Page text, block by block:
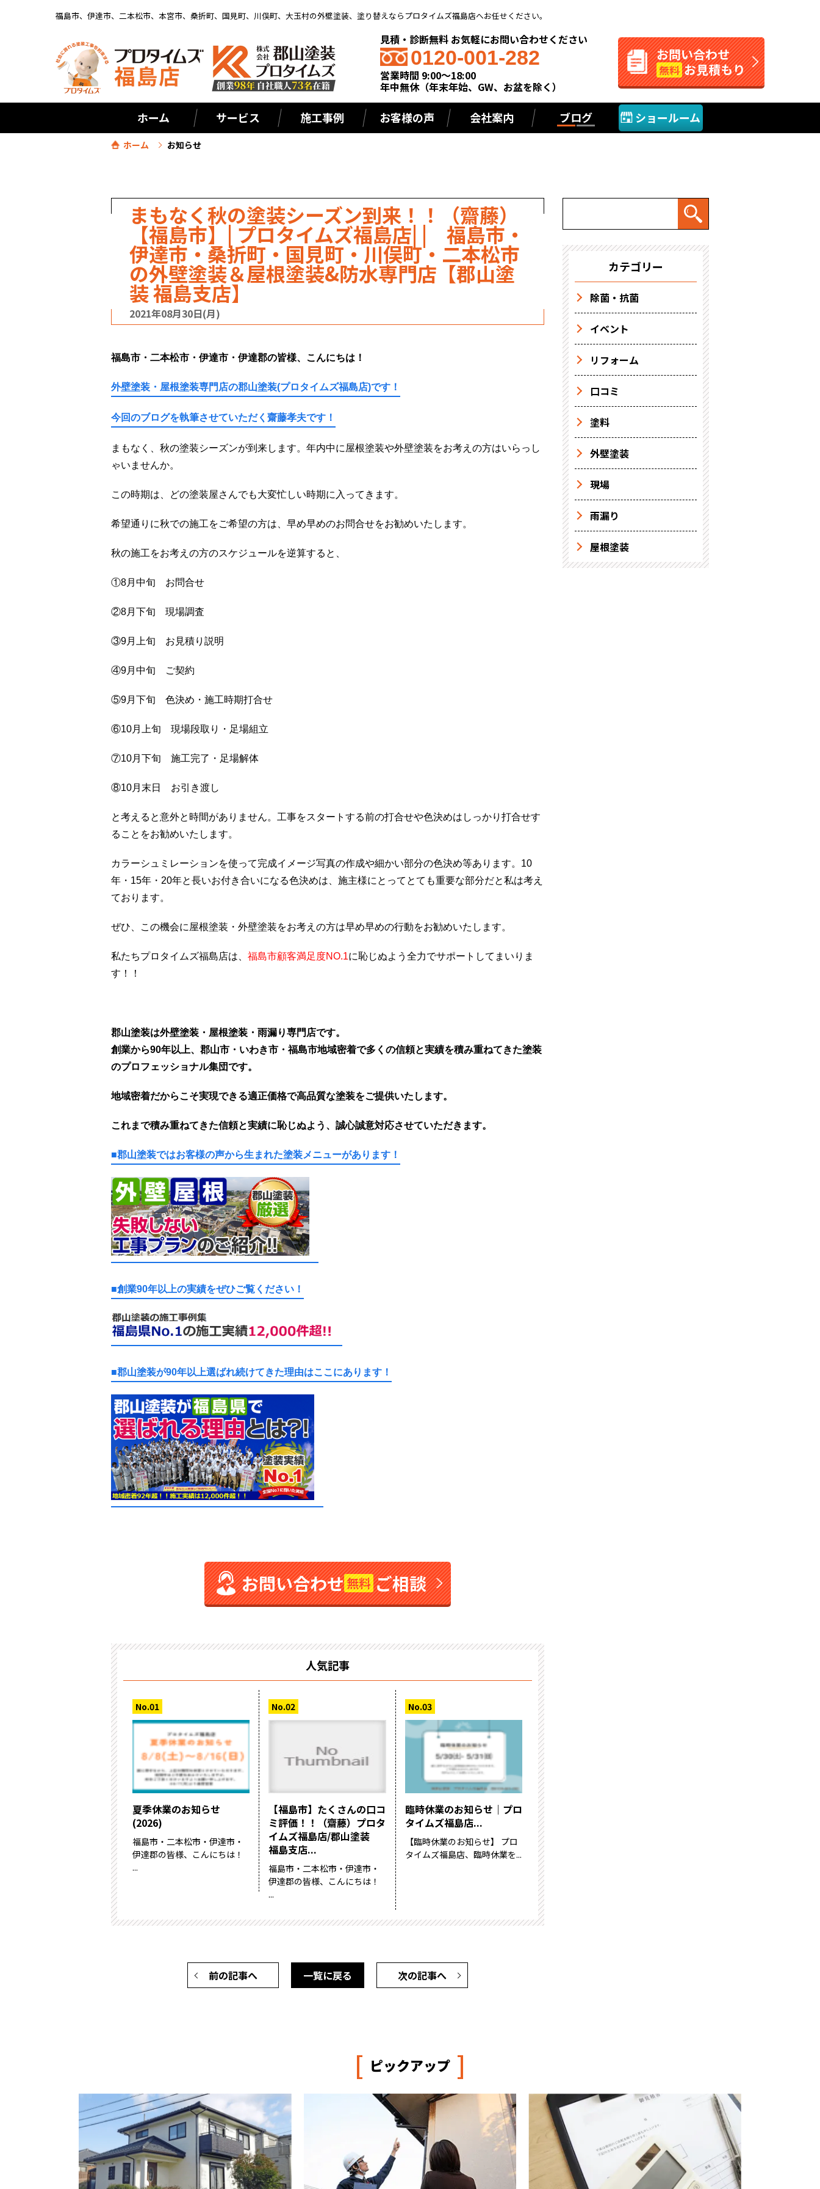
福島市、伊達市、二本松市、本宮市、桑折町、国見町、川俣町、大玉村の外壁塗装、塗り替えならプロタイムズ福島店へお任せください。
見積・診断無料 お気軽にお問い合わせください
0120-001-282
営業時間 9:00～18:00
年中無休（年末年始、GW、お盆を除く）
お問い合わせ
無料 お見積もり
ホーム サービス 施工事例 お客様の声 会社案内 ブログ ショールーム
ホーム お知らせ
まもなく秋の塗装シーズン到来！！（齋藤）
【福島市】| プロタイムズ福島店| | 福島市・
伊達市・桑折町・国見町・川俣町・二本松市
の外壁塗装＆屋根塗装&防水専門店【郡山塗
装 福島支店】
2021年08月30日(月)
福島市・二本松市・伊達市・伊達郡の皆様、こんにちは！
外壁塗装・屋根塗装専門店の郡山塗装(プロタイムズ福島店)です！
今回のブログを執筆させていただく齋藤孝夫です！
まもなく、秋の塗装シーズンが到来します。年内中に屋根塗装や外壁塗装をお考えの方はいらっし
ゃいませんか。
この時期は、どの塗装屋さんでも大変忙しい時期に入ってきます。
希望通りに秋での施工をご希望の方は、早め早めのお問合せをお勧めいたします。
秋の施工をお考えの方のスケジュールを逆算すると、
①8月中旬 お問合せ
②8月下旬 現場調査
③9月上旬 お見積り説明
④9月中旬 ご契約
⑤9月下旬 色決め・施工時期打合せ
⑥10月上旬 現場段取り・足場組立
⑦10月下旬 施工完了・足場解体
⑧10月末日 お引き渡し
と考えると意外と時間がありません。工事をスタートする前の打合せや色決めはしっかり打合せす
ることをお勧めいたします。
カラーシュミレーションを使って完成イメージ写真の作成や細かい部分の色決め等あります。10
年・15年・20年と長いお付き合いになる色決めは、施主様にとってとても重要な部分だと私は考え
ております。
ぜひ、この機会に屋根塗装・外壁塗装をお考えの方は早め早めの行動をお勧めいたします。
私たちプロタイムズ福島店は、 福島市顧客満足度NO.1に恥じぬよう全力でサポートしてまいりま
す！！
郡山塗装は外壁塗装・屋根塗装・雨漏り専門店です。
創業から90年以上、郡山市・いわき市・福島市地域密着で多くの信頼と実績を積み重ねてきた塗装
のプロフェッショナル集団です。
地域密着だからこそ実現できる適正価格で高品質な塗装をご提供いたします。
これまで積み重ねてきた信頼と実績に恥じぬよう、誠心誠意対応させていただきます。
■郡山塗装ではお客様の声から生まれた塗装メニューがあります！
■創業90年以上の実績をぜひご覧ください！
■郡山塗装が90年以上選ばれ続けてきた理由はここにあります！
お問い合わせ無料 ご相談
人気記事
夏季休業のお知らせ
(2026)
福島市・二本松市・伊達市・
伊達郡の皆様、こんにちは！
...
【福島市】たくさんの口コ
ミ評価！！（齋藤）プロタ
イムズ福島店/郡山塗装
福島支店...
福島市・二本松市・伊達市・
伊達郡の皆様、こんにちは！
...
臨時休業のお知らせ｜プロ
タイムズ福島店...
【臨時休業のお知らせ】 プロ
タイムズ福島店、臨時休業を...
前の記事へ 次の記事へ
一覧に戻る
カテゴリー
除菌・抗菌
イベント
リフォーム
口コミ
塗料
外壁塗装
現場
雨漏り
屋根塗装
[ ピックアップ ]